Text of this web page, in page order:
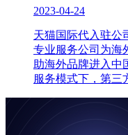
2023-04-24
天猫国际代入驻公
专业服务公司为海
助海外品牌进入中
服务模式下，第三